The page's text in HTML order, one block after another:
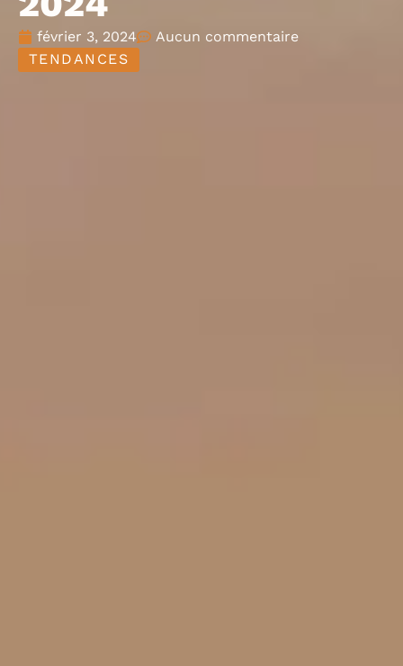
février 3, 2024
Aucun commentaire
TENDANCES